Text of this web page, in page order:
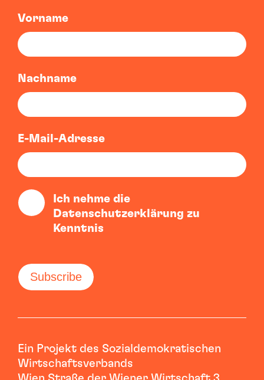
Ein Projekt des Sozialdemokratischen
Wirtschaftsverbands
Vorname
Nachname
E-Mail-Adresse
Ich nehme die
Datenschutzerklärung zu
Kenntnis